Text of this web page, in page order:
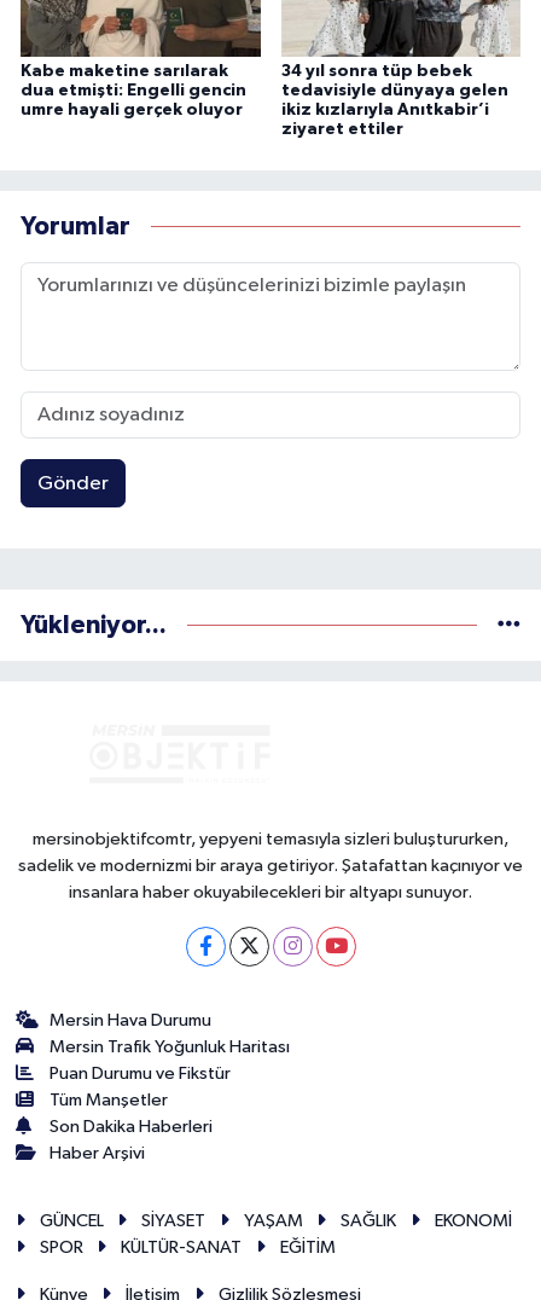
Kabe maketine sarılarak
dua etmişti: Engelli gencin
umre hayali gerçek oluyor
34 yıl sonra tüp bebek
tedavisiyle dünyaya gelen
ikiz kızlarıyla Anıtkabir’i
ziyaret ettiler
Yorumlar
Gönder
Yükleniyor...
mersinobjektifcomtr, yepyeni temasıyla sizleri buluştururken,
sadelik ve modernizmi bir araya getiriyor. Şatafattan kaçınıyor ve
insanlara haber okuyabilecekleri bir altyapı sunuyor.
Mersin Hava Durumu
Mersin Trafik Yoğunluk Haritası
Puan Durumu ve Fikstür
Tüm Manşetler
Son Dakika Haberleri
Haber Arşivi
GÜNCEL SİYASET YAŞAM SAĞLIK
EKONOMİ
SPOR
KÜLTÜR-SANAT EĞİTİM
Künye İletişim Gizlilik Sözleşmesi